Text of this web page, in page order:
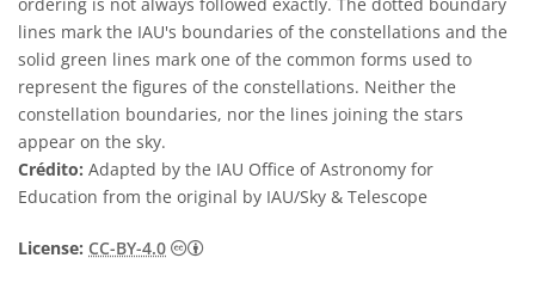
lines mark the IAU's boundaries of the constellations and the
solid green lines mark one of the common forms used to
represent the figures of the constellations. Neither the
constellation boundaries, nor the lines joining the stars
appear on the sky.
Crédito: Adapted by the IAU Office of Astronomy for
Education from the original by IAU/Sky & Telescope
License: CC-BY-4.0 Creative Commons Attribution 4.0